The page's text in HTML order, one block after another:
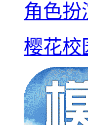
角色扮
樱花校